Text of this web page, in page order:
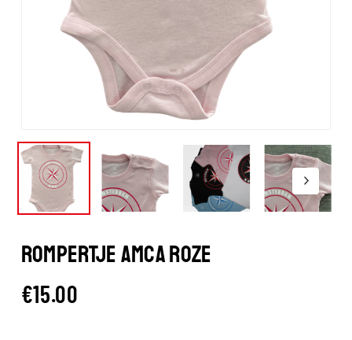
ROMPERTJE AMCA ROZE
€15.00